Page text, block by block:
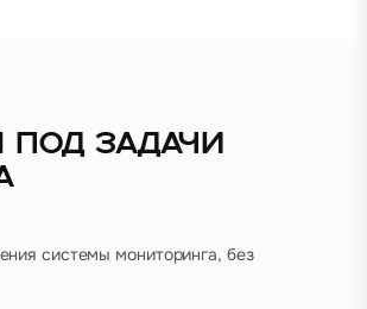
под задачи
системы мониторинга, без